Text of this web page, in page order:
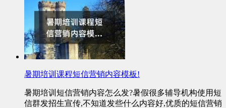
暑期培训课程短信营销内容模板!
暑期培训短信营销内容怎么发?暑假很多辅导机构使用短
信群发招生宣传,不知道发些什么内容好,优质的短信营销